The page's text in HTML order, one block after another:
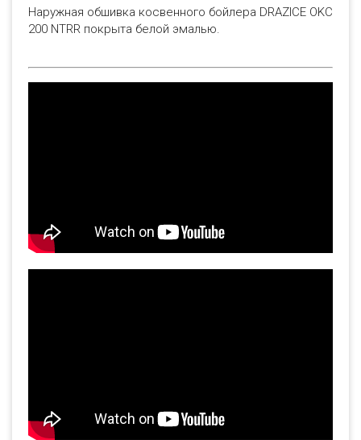
Наружная обшивка косвенного бойлера DRAZICE OKC
200 NTRR покрыта белой эмалью.